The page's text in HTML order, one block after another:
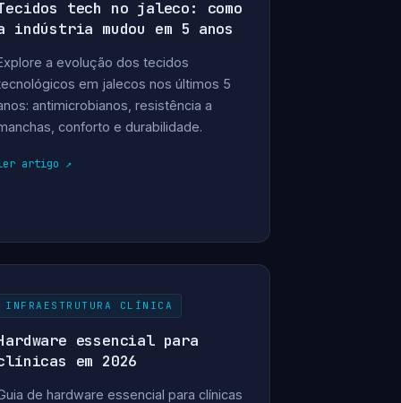
tech no jaleco: como
indústria mudou em 5 anos
a evolução dos tecidos
em jalecos nos últimos 5
antimicrobianos, resistência a
conforto e durabilidade.
artigo
INFRAESTRUTURA CLÍNICA
essencial para
em 2026
de hardware essencial para clínicas